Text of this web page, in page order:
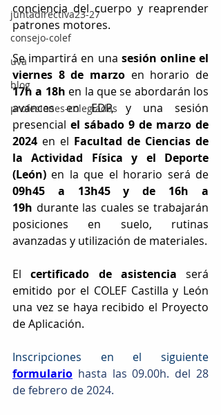
juntadirectiva23-27
consejo-colef
uva
blog
profesiones-colegiadas
conciencia del cuerpo y reaprender
patrones motores.
Se impartirá en una sesión online el
viernes 8 de marzo
17h a 18h en la que se abordarán los
avances en EDP, y una sesión
presencial el sábado 9 de marzo de
2024 en el Facultad de Ciencias de
la Actividad Física y el Deporte
(León)
09h45 a 13h45 y de 16h a
19h durante las cuales se trabajarán
posiciones en suelo, rutinas
avanzadas y utilización de materiales.
El certificado de asistencia será
emitido por el COLEF Castilla y León
una vez se haya recibido el Proyecto
de Aplicación.
formulario hasta las 09.00h. del 28
de febrero de 2024.